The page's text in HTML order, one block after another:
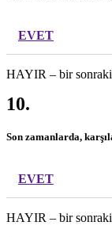
EVET
HAYIR – bir
10.
Son zamanlarda,
EVET
HAYIR – bir